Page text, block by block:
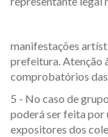
manifestações
prefeitura. Atenção
comprobatórios
5 - No caso de
poderá ser feita por
expositores dos